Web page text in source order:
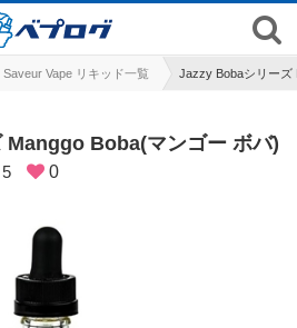
Saveur Vape リキッド一覧 Jazzy Bobaシリーズ
Boba(マンゴー ボバ)
5 0